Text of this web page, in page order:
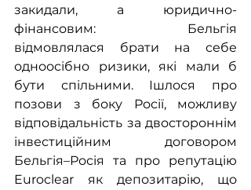
закидали, а юридично-
фінансовим: Бельгія
відмовлялася брати на себе
одноосібно ризики, які мали б
бути спільними. Ішлося про
позови з боку Росії, можливу
відповідальність за двостороннім
інвестиційним договором
Бельгія–Росія та про репутацію
Euroclear як депозитарію, що